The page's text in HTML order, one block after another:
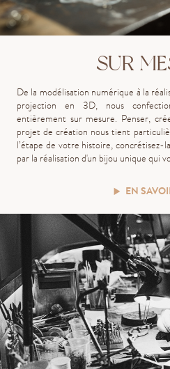
SUR
De la modélisation numérique à la
projection en 3D, nous
entièrement sur mesure. Penser, cré
projet de création noustient
l’étape de votre histoire, concrétisez-
par la réalisation d'un bijou unique qui
EN